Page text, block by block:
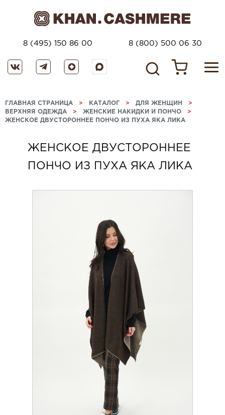
8 (495) 150 86 00 8 (800) 500 06 30
ГЛАВНАЯ СТРАНИЦА > КАТАЛОГ > ДЛЯ ЖЕНЩИН >
ВЕРХНЯЯ ОДЕЖДА > ЖЕНСКИЕ НАКИДКИ И ПОНЧО >
ЖЕНСКОЕ ДВУСТОРОННЕЕ ПОНЧО ИЗ ПУХА ЯКА ЛИКА
ЖЕНСКОЕ ДВУСТОРОННЕЕ
ПОНЧО ИЗ ПУХА ЯКА ЛИКА